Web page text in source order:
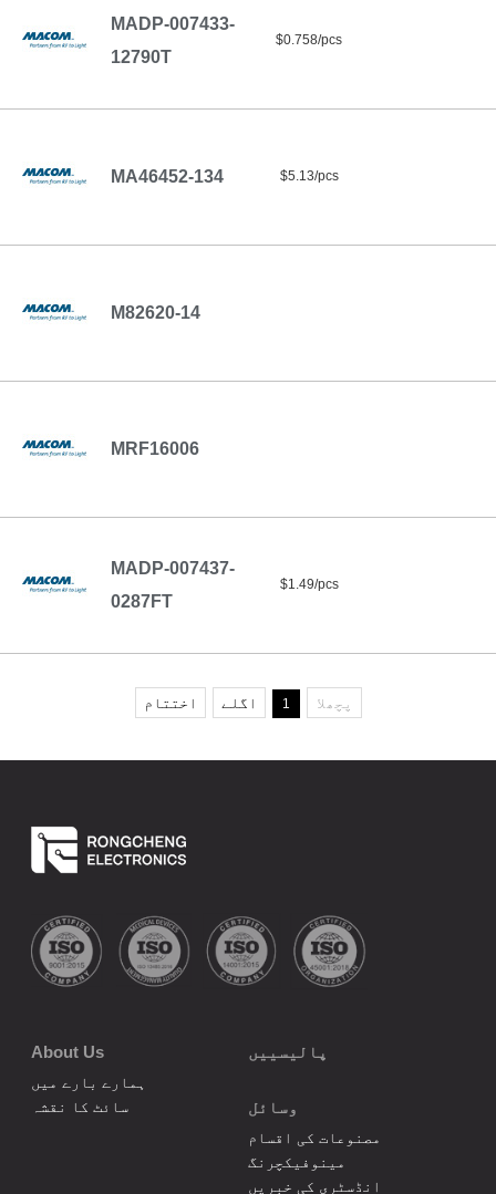
MADP-007433-
12790T
$0.758/pcs
MA46452-134 $5.13/pcs
M82620-14
MRF16006
MADP-007437-
0287FT
$1.49/pcs
پچھلا 1 اگلے اختتام
About Us
ہمارے بارے میں
سائٹ کا نقشہ
پالیسییں
وسائل
مصنوعات کی اقسام
مینوفیکچرنگ
انڈسٹری کی خبریں